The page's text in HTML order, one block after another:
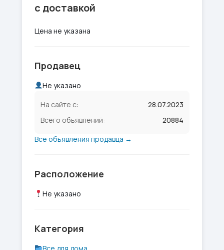
с доставкой
Цена не указана
Продавец
Не указано
На сайте с:
28.07.2023
Всего объявлений:
20884
Все объявления продавца →
Расположение
Не указано
Категория